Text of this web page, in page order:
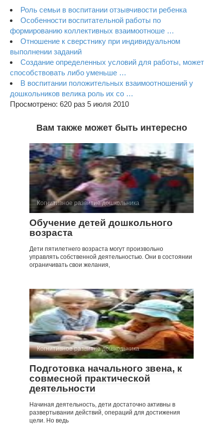
Роль семьи в воспитании отзывчивости ребенка
Особенности воспитательной работы по
формированию коллективных взаимоотноше …
Отношение к сверстнику при индивидуальном
выполнении заданий
Создание определенных условий для работы, может
способствовать либо уменьше …
В воспитании положительных взаимоотношений у
дошкольников велика роль их со …
Просмотрено: 620 раз 5 июля 2010
Вам также может быть интересно
Когнитивное развитие дошкольника
Обучение детей дошкольного
возраста
Дети пятилетнего возраста могут произвольно
управлять собственной деятельностью. Они в состоянии
ограничивать свои желания,
Когнитивное развитие дошкольника
Подготовка начального звена, к
совмесной практической
деятельности
Начиная деятельность, дети достаточно активны в
развертывании действий, операций для достижения
цели. Но ведь